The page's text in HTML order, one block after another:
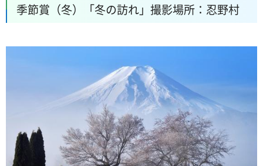
季節賞（冬）「冬の訪れ」撮影場所：忍野村